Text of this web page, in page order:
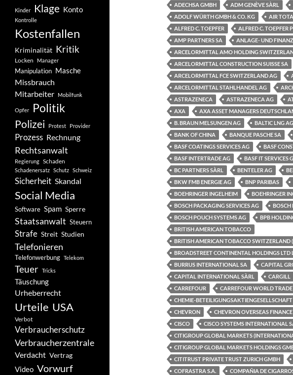
ADECHSA GMBH
ADM GENÈVE SÀRL
ADOLF WÜRTH GMBH & CO. KG
AIR
ALFRED C. TOEPFER
ALFRED C. TOEPFER
AMP PARTNERS SA
ANLAGE- UND
ARCELORMITTAL AMO HOLDING
ARCELORMITTAL CONSTRUCTION SUISSE SA
ARCELORMITTAL FCE SWITZERLAND AG
ARCELORMITTAL STAHLHANDEL AG
ASTRAZENECA
ASTRAZENECA AG
AXA
AXA ASSET MANAGERS
B. BRAUN MELSUNGEN AG
BALTIC LNG AG
BANK OF CHINA
BANQUE PASCHE SA
BASF COATINGS SERVICES AG
BASF
BASF INTERTRADE AG
BASF IT SERVICES
BC PARTNERS SÀRL
BENTELER AG
BKW FMB ENERGIE AG
BNP PARIBAS
BOEHRINGER INGELHEIM
BOEHRINGER
BOSCH PACKAGING SERVICES AG
BOSCH
BOSCH POUCH SYSTEMS AG
BPB
BRITISH AMERICAN TOBACCO
BRITISH AMERICAN TOBACCO SWITZERLAND
BROADSTREET CONTINENTAL HOLDINGS LTD
BURRUS INTERNATIONAL SA
CAPITAL
CAPITAL INTERNATIONAL SÀRL
CARGILL
CARREFOUR
CARREFOUR WORLD
CHEMIE-BETEILIGUNGSAKTIENGESELLSCHAFT
CHEVRON
CHEVRON OVERSEAS
CISCO
CISCO SYSTEMS INTERNATIONAL
CITIGROUP GLOBAL MARKETS
CITIGROUP GLOBAL MARKETS HOLDINGS
CITITRUST PRIVATE TRUST ZURICH GMBH
COFRASTRA S.A.
COMPAÑIA DE
Kinder Klage Konto
Kontrolle
Kostenfallen
Kriminalität Kritik
Locken Manager
Manipulation Masche
Missbrauch
Mitarbeiter
Mobilfunk
Opfer Politik
Polizei Protest Provider
Prozess Rechnung
Rechtsanwalt
Regierung Schaden
Schadenersatz Schutz Schweiz
Sicherheit Skandal
Social Media
Software Spam Sperre
Staatsanwalt Steuern
Strafe Streit Studien
Telefonieren
Telefonwerbung Telekom
Teuer Tricks
Täuschung
Urheberrecht
Urteile USA
Verbot
Verbraucherschutz
Verbraucherzentrale
Verdacht Vertrag
Video Vorwurf